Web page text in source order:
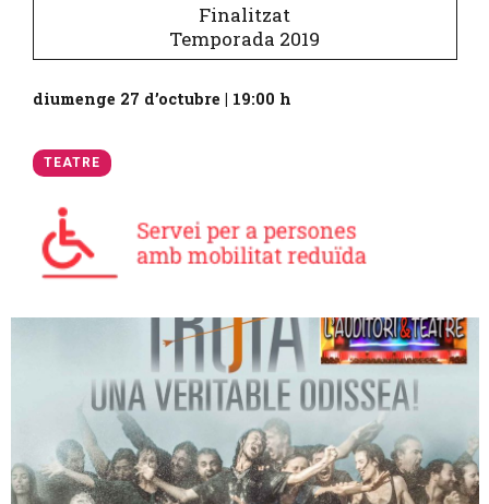
Finalitzat
Temporada 2019
diumenge 27 d’octubre | 19:00 h
TEATRE